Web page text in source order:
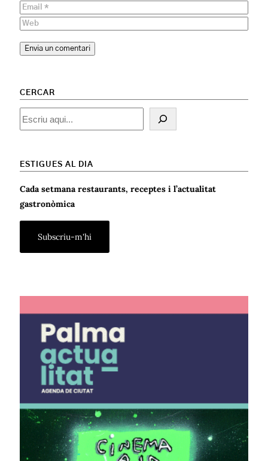
CERCAR
Cercar
ESTIGUES AL DIA
Cada setmana restaurants, receptes i l’actualitat
gastronòmica